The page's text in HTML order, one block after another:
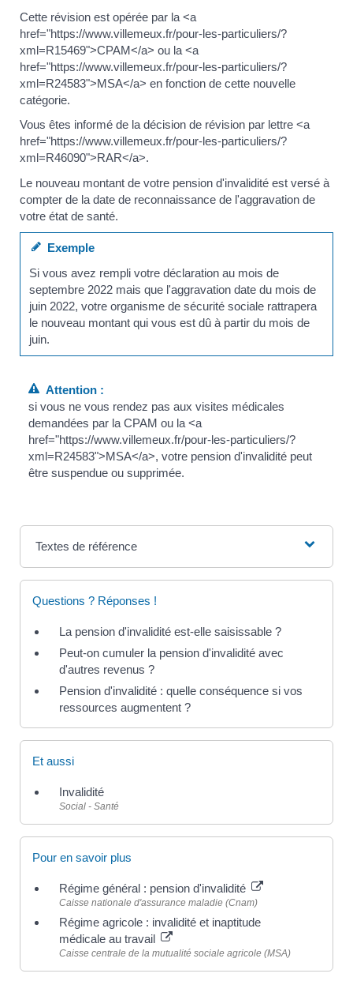
Cette révision est opérée par la <a
href="https://www.villemeux.fr/pour-les-particuliers/?
xml=R15469">CPAM</a> ou la <a
href="https://www.villemeux.fr/pour-les-particuliers/?
xml=R24583">MSA</a> en fonction de cette nouvelle
catégorie.
Vous êtes informé de la décision de révision par lettre <a
href="https://www.villemeux.fr/pour-les-particuliers/?
xml=R46090">RAR</a>.
Le nouveau montant de votre pension d'invalidité est versé à
compter de la date de reconnaissance de l'aggravation de
votre état de santé.
Exemple
Si vous avez rempli votre déclaration au mois de
septembre 2022 mais que l'aggravation date du mois de
juin 2022, votre organisme de sécurité sociale rattrapera
le nouveau montant qui vous est dû à partir du mois de
juin.
Attention :
si vous ne vous rendez pas aux visites médicales
demandées par la CPAM ou la <a
href="https://www.villemeux.fr/pour-les-particuliers/?
xml=R24583">MSA</a>, votre pension d'invalidité peut
être suspendue ou supprimée.
Textes de référence
Questions ? Réponses !
La pension d'invalidité est-elle saisissable ?
Peut-on cumuler la pension d'invalidité avec
d'autres revenus ?
Pension d'invalidité : quelle conséquence si vos
ressources augmentent ?
Et aussi
Invalidité
Social - Santé
Pour en savoir plus
Régime général : pension d'invalidité
Caisse nationale d'assurance maladie (Cnam)
Régime agricole : invalidité et inaptitude
médicale au travail
Caisse centrale de la mutualité sociale agricole (MSA)